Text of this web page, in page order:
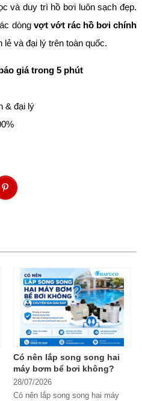
và duy trì hồ bơi luôn sạch đẹp.
dòng vợt vớt rác hồ bơi chính
lẻ và đại lý trên toàn quốc.
giá trong 5 phút
& đại lý
Có nên lắp song song hai
máy bơm bể bơi không?
Chuyên gia giải đáp
28/07/2026
Có nên lắp song song hai máy